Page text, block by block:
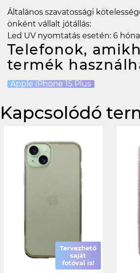
Általános szavatossági
önként vállalt jótállás:
Led UV nyomtatás esetén: 6
Telefonok,
termék
Apple iPhone 15 Plus
Kapcsolódó
Tervezhető
saját
fotóval is!